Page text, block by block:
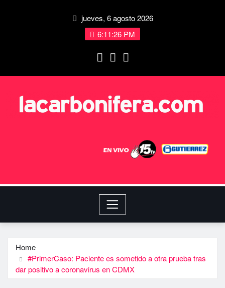
jueves, 6 agosto 2026
6:11:27 PM
Home
#PrimerCaso: Paciente es sometido a otra prueba tras
dar positivo a coronavirus en CDMX